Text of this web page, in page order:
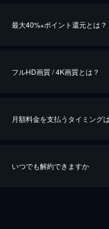
最大40%※ポイント還元とは？
※40％ポイント還元の対象は、クレ
iOSアプリのUコイン決済による
フルHD画質 / 4K画質とは？
月額料金を支払うタイミング
いつでも解約できますか